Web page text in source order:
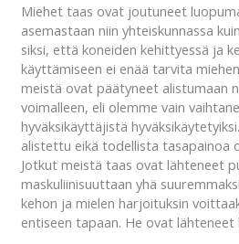
Miehet taas ovat joutuneet
asemastaan niin yhteiskunnassa
siksi, että koneiden kehittyessä ja
käyttämiseen ei enää tarvita
meistä ovat päätyneet alistumaan
voimalleen, eli olemme vain
hyväksikäyttäjistä
alistettu eikä todellista tasapainoa
Jotkut meistä taas ovat lähteneet
maskuliinisuuttaan yhä
kehon ja mielen harjoituksin
entiseen tapaan. He ovat